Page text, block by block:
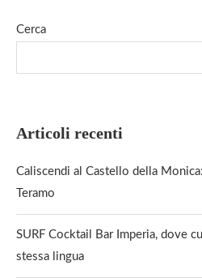
Cerca
Articoli recenti
Caliscendi al Castello della
Teramo
SURF Cocktail Bar Imperia, dove
stessa lingua